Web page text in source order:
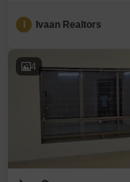
Ivaan Realtors
4